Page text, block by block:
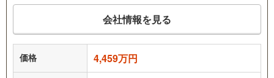
会社情報を見る
価格 4,459万円